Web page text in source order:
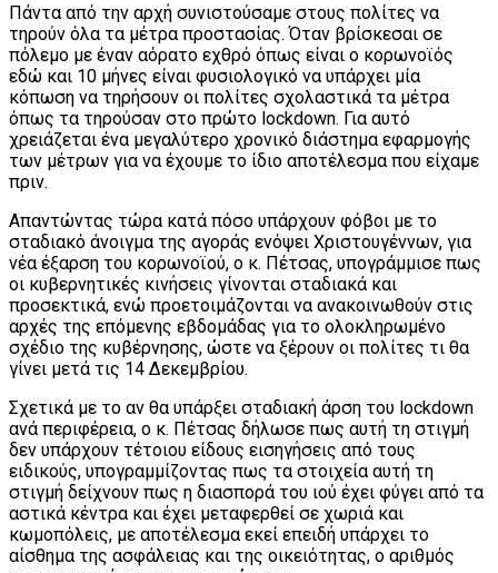
Πάντα από την αρχή συνιστούσαμε στους πολίτες να
τηρούν όλα τα μέτρα προστασίας. Όταν βρίσκεσαι σε
πόλεμο με έναν αόρατο εχθρό όπως είναι ο κορωνοϊός
εδώ και 10 μήνες είναι φυσιολογικό να υπάρχει μία
κόπωση να τηρήσουν οι πολίτες σχολαστικά τα μέτρα
όπως τα τηρούσαν στο πρώτο lockdown. Για αυτό
χρειάζεται ένα μεγαλύτερο χρονικό διάστημα εφαρμογής
των μέτρων για να έχουμε το ίδιο αποτέλεσμα που είχαμε
πριν.
Απαντώντας τώρα κατά πόσο υπάρχουν φόβοι με το
σταδιακό άνοιγμα της αγοράς ενόψει Χριστουγέννων, για
νέα έξαρση του κορωνοϊού, ο κ. Πέτσας, υπογράμμισε πως
οι κυβερνητικές κινήσεις γίνονται σταδιακά και
προσεκτικά, ενώ προετοιμάζονται να ανακοινωθούν στις
αρχές της επόμενης εβδομάδας για το ολοκληρωμένο
σχέδιο της κυβέρνησης, ώστε να ξέρουν οι πολίτες τι θα
γίνει μετά τις 14 Δεκεμβρίου.
Σχετικά με το αν θα υπάρξει σταδιακή άρση του lockdown
ανά περιφέρεια, ο κ. Πέτσας δήλωσε πως αυτή τη στιγμή
δεν υπάρχουν τέτοιου είδους εισηγήσεις από τους
ειδικούς, υπογραμμίζοντας πως τα στοιχεία αυτή τη
στιγμή δείχνουν πως η διασπορά του ιού έχει φύγει από τα
αστικά κέντρα και έχει μεταφερθεί σε χωριά και
κωμοπόλεις, με αποτέλεσμα εκεί επειδή υπάρχει το
αίσθημα της ασφάλειας και της οικειότητας, ο αριθμός